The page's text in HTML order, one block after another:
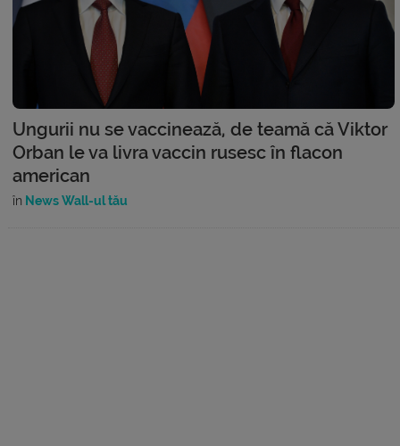
Ungurii nu se vaccinează, de teamă că Viktor
Orban le va livra vaccin rusesc în flacon
american
în News Wall-ul tău